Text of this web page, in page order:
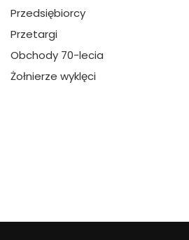
Przedsiębiorcy
Przetargi
Obchody 70-lecia
Żołnierze wyklęci